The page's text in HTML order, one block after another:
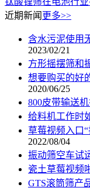
近期新闻 更多>>
含水污泥使用
2023/02/21
方形摇摆筛和
想要购买的好
2020/06/25
800皮带输送
给料机工作时
草莓视频入口“
2022/08/04
振动筛空车试
瓷土草莓视频
GTS滚筒筛产